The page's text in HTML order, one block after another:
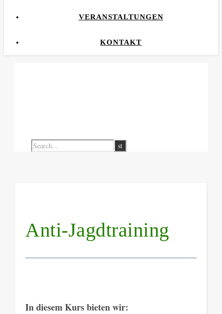
VERANSTALTUNGEN
KONTAKT
Anti-Jagdtraining
In diesem Kurs bieten wir: